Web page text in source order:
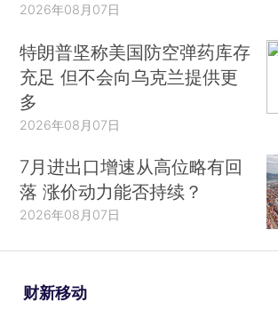
2026年08月07日
特朗普坚称美国防空弹药库存
充足 但不会向乌克兰提供更
多
2026年08月07日
7月进出口增速从高位略有回
落 涨价动力能否持续？
2026年08月07日
财新移动